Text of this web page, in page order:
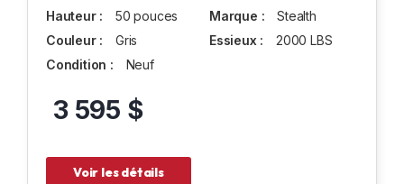
Hauteur :
50 pouces
Couleur :
Gris
Condition :
Neuf
Marque :
Stealth
Essieux :
2000 LBS
3 595 $
Voir les détails